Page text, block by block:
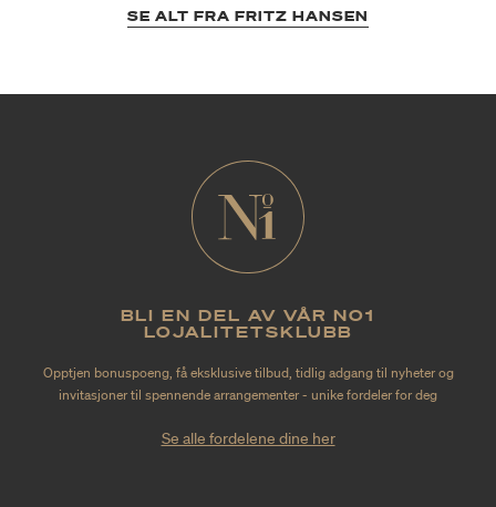
SE ALT FRA FRITZ HANSEN
BLI EN DEL AV VÅR NO1
LOJALITETSKLUBB
Opptjen bonuspoeng, få eksklusive tilbud, tidlig adgang til nyheter og
invitasjoner til spennende arrangementer - unike fordeler for deg
Se alle fordelene dine her